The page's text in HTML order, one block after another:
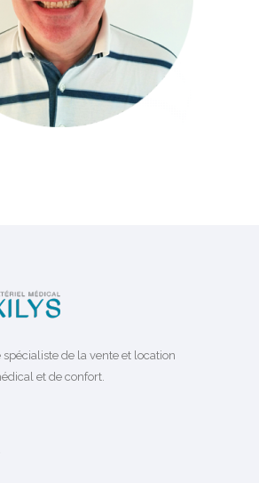
spécialiste de la vente et location
et de confort.